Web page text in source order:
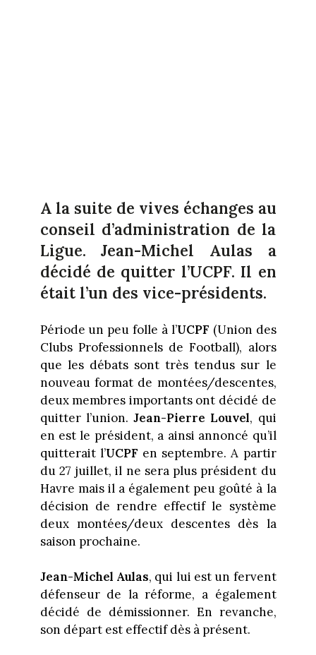
A la suite de vives échanges au
conseil d’administration de la
Ligue. Jean-Michel Aulas a
décidé de quitter l’UCPF. Il en
était l’un des vice-présidents.
Période un peu folle à l’UCPF (Union des
Clubs Professionnels de Football), alors
que les débats sont très tendus sur le
nouveau format de montées/descentes,
deux membres importants ont décidé de
quitter l’union. Jean-Pierre Louvel, qui
en est le président, a ainsi annoncé qu’il
quitterait l’UCPF en septembre. A partir
du 27 juillet, il ne sera plus président du
Havre mais il a également peu goûté à la
décision de rendre effectif le système
deux montées/deux descentes dès la
saison prochaine.
Jean-Michel Aulas, qui lui est un fervent
défenseur de la réforme, a également
décidé de démissionner. En revanche,
son départ est effectif dès à présent.